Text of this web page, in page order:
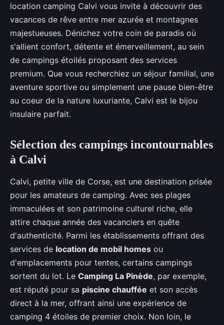
location camping Calvi vous invite à découvrir des
vacances de rêve entre mer azurée et montagnes
majestueuses. Dénichez votre coin de paradis où
s'allient confort, détente et émerveillement, au sein
de campings étoilés proposant des services
premium. Que vous recherchiez un séjour familial, une
aventure sportive ou simplement une pause bien-être
au coeur de la nature luxuriante, Calvi est le bijou
insulaire parfait.
Sélection des campings incontournables
à Calvi
Calvi, petite ville de Corse, est une destination prisée
pour les amateurs de camping. Avec ses plages
immaculées et son patrimoine culturel riche, elle
attire chaque année des vacanciers en quête
d'authenticité. Parmi les établissements offrant des
services de location de mobil homes ou
d'emplacements pour tentes, certains campings
sortent du lot. Le Camping La Pinède, par exemple,
est réputé pour sa piscine chauffée et son accès
direct à la mer, offrant ainsi une expérience de
camping 4 étoiles de premier choix. Non loin, le